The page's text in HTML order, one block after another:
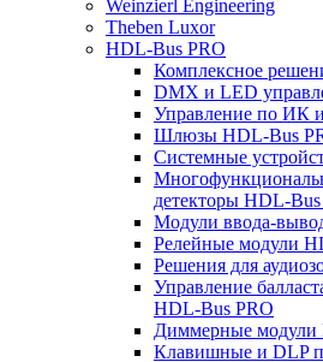
Weinzierl Engineering
Theben Luxor
HDL-Bus PRO
Комплексное
DMX и LED
Управление по ИК
Шлюзы HDL-Bus
Системные
детекторы HDL-
Модули ввода-
Релейные модули
Решения для
Управление
HDL-Bus PRO
Диммерные модули
Клавишные и DLP